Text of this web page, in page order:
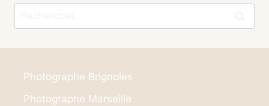
Photographe Brignoles
Photographe Marseille